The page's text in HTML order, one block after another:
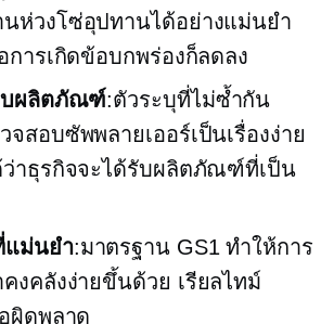
ห่วงโซ่อุปทานได้อย่างแม่นยำ
การเกิดข้อบกพร่องก็ลดลง
บผลิตภัณฑ์:ตัวระบุที่ไม่ซ้ำกัน
จสอบซัพพลายเออร์เป็นเรื่องง่าย
ว่าธุรกิจจะได้รับผลิตภัณฑ์ที่เป็น
แม่นยำ:มาตรฐาน GS1 ทำให้การ
งคลังง่ายขึ้นด้วย เรียลไทม์
ผิดพลาด